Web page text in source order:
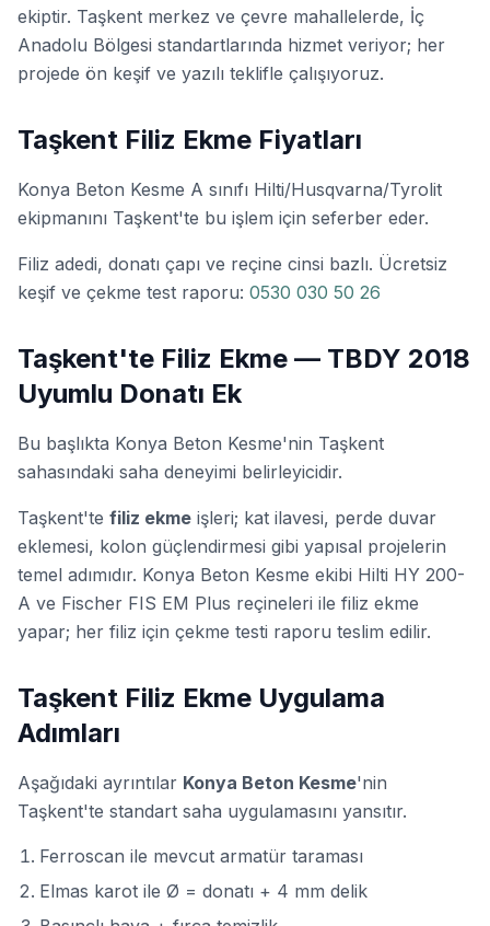
ekiptir. Taşkent merkez ve çevre mahallelerde, İç
Anadolu Bölgesi standartlarında hizmet veriyor; her
projede ön keşif ve yazılı teklifle çalışıyoruz.
Taşkent Filiz Ekme Fiyatları
Konya Beton Kesme A sınıfı Hilti/Husqvarna/Tyrolit
ekipmanını Taşkent'te bu işlem için seferber eder.
Filiz adedi, donatı çapı ve reçine cinsi bazlı. Ücretsiz
keşif ve çekme test raporu: 0530 030 50 26
Taşkent'te Filiz Ekme — TBDY 2018
Uyumlu Donatı Ek
Bu başlıkta Konya Beton Kesme'nin Taşkent
sahasındaki saha deneyimi belirleyicidir.
Taşkent'te filiz ekme işleri; kat ilavesi, perde duvar
eklemesi, kolon güçlendirmesi gibi yapısal projelerin
temel adımıdır. Konya Beton Kesme ekibi Hilti HY 200-
A ve Fischer FIS EM Plus reçineleri ile filiz ekme
yapar; her filiz için çekme testi raporu teslim edilir.
Taşkent Filiz Ekme Uygulama
Adımları
Aşağıdaki ayrıntılar Konya Beton Kesme'nin
Taşkent'te standart saha uygulamasını yansıtır.
Ferroscan ile mevcut armatür taraması
Elmas karot ile Ø = donatı + 4 mm delik